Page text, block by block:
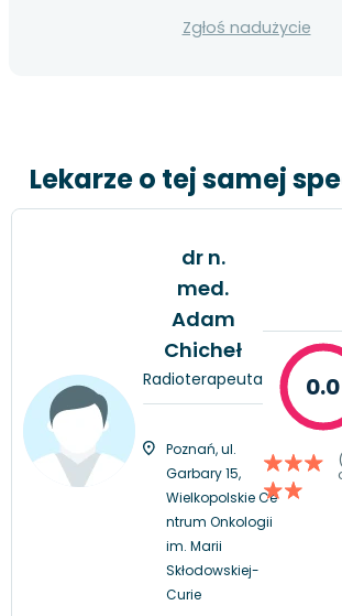
Zgłoś nadużycie
Lekarze o tej samej
dr n.
med.
Adam
Chicheł
Radioterapeuta
Poznań, ul.
Garbary 15,
Wielkopolskie Ce
ntrum Onkologii
im. Marii
Skłodowskiej-
Curie
0.0